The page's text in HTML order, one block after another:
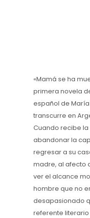
«Mamá se ha
primera novela
español de
transcurre en
Cuando recibe
abandonar la
regresar a su
madre, al afecto
ver el alcance
hombre que no
desapasionado
referente literario